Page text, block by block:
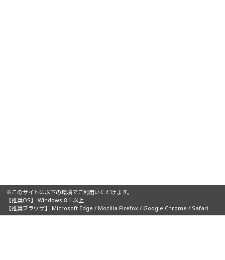
※このサイトは以下の環境でご利用いただけます。
【推奨OS】 Windows 8.1 以上
【推奨ブラウザ】 Microsoft Edge / Mozilla Firefox / Google Chrome / Safari